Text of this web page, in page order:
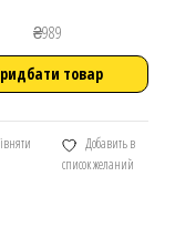
₴989
товар
Добавить в
список желаний